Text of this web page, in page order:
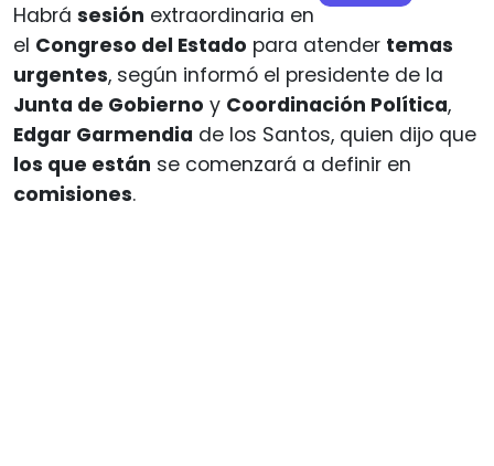
Habrá sesión extraordinaria en
el Congreso del Estado para atender temas
urgentes, según informó el presidente de la
Junta de Gobierno y Coordinación Política,
Edgar Garmendia de los Santos, quien dijo que
los que están se comenzará a definir en
comisiones.